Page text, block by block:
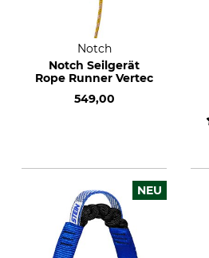
Notch
Notch Seilgerät
Rope Runner Vertec
549,00
NEU